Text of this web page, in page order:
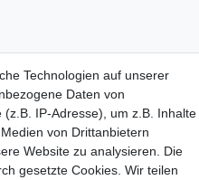
Technologien auf unserer
Daten von
IP-Adresse), um z.B. Inhalte
von Drittanbietern
Website zu analysieren. Die
gesetzte Cookies. Wir teilen